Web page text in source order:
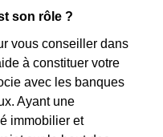
son rôle ?
vous conseiller dans
à constituer votre
avec les banques
Ayant une
immobilier et